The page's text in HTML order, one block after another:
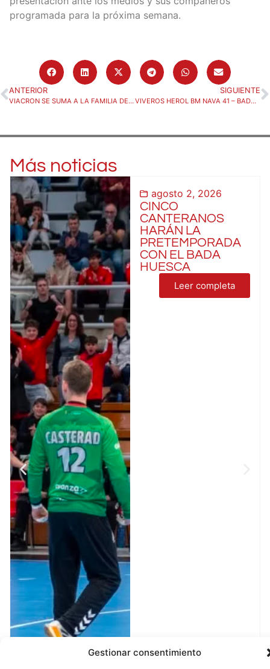
Gestionar consentimiento
programada para la próxima semana.
ANTERIOR
VIACRON SE SUMA A LA FAMILIA DEL CLUB BALONMANO HUESCA
SIGUIENTE
VIVEROS HEROL BM NAVA 41 – BADA HUESCA 33
Más noticias
agosto 2, 2026
CINCO
CANTERANOS
HARÁN LA
PRETEMPORADA
CON EL BADA
HUESCA
Leer completa